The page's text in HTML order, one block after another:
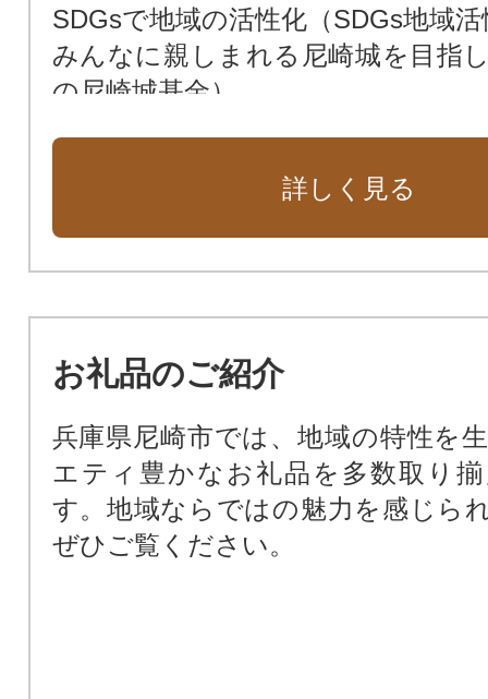
SDGsで地域の活性化（SDGs地域
みんなに親しまれる尼崎城を目指
の尼崎城基金）
市民福祉の向上のために（市民福祉
動物愛護のために（動物愛護基金）
新しい本庁舎を建設（新本庁舎建設
基金）
尼崎の歴史文化を次世代に受け継
化財保存活用基金）
阪神タイガースファーム施設周辺
田南公園周辺地域活性化基金）
詳しく見る
お礼品のご紹介
兵庫県尼崎市では、地域の特性を
エティ豊かなお礼品を多数取り
す。地域ならではの魅力を感じら
ぜひご覧ください。